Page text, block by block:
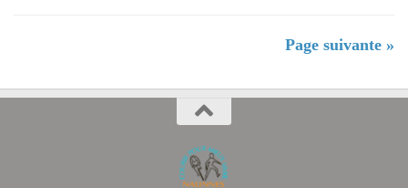
Page suivante »